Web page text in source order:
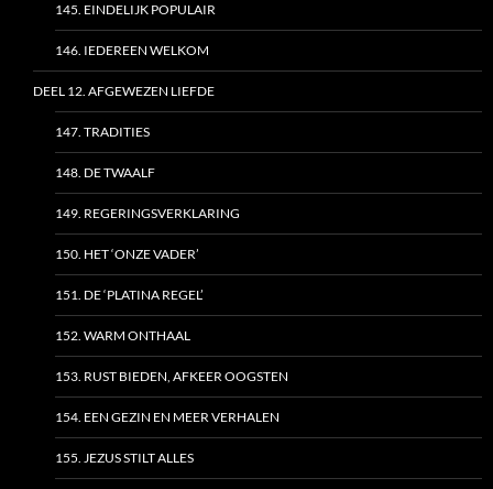
145. EINDELIJK POPULAIR
146. IEDEREEN WELKOM
DEEL 12. AFGEWEZEN LIEFDE
147. TRADITIES
148. DE TWAALF
149. REGERINGSVERKLARING
150. HET ‘ONZE VADER’
151. DE ‘PLATINA REGEL’
152. WARM ONTHAAL
153. RUST BIEDEN, AFKEER OOGSTEN
154. EEN GEZIN EN MEER VERHALEN
155. JEZUS STILT ALLES